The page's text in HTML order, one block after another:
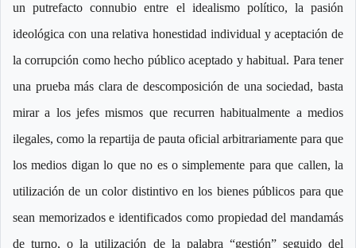
un putrefacto connubio entre el idealismo político, la pasión
ideológica con una relativa honestidad individual y aceptación de
la corrupción como hecho público aceptado y habitual. Para tener
una prueba más clara de descomposición de una sociedad, basta
mirar a los jefes mismos que recurren habitualmente a medios
ilegales, como la repartija de pauta oficial arbitrariamente para que
los medios digan lo que no es o simplemente para que callen, la
utilización de un color distintivo en los bienes públicos para que
sean memorizados e identificados como propiedad del mandamás
de turno, o la utilización de la palabra “gestión” seguido del